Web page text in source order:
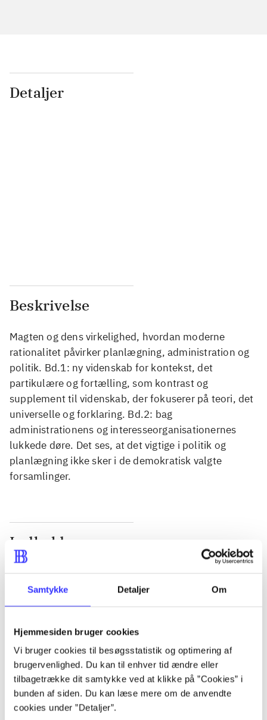
Samtykke Detaljer Om
Hjemmesiden bruger cookies
Vi bruger cookies til besøgsstatistik og optimering af
brugervenlighed. Du kan til enhver tid ændre eller
tilbagetrække dit samtykke ved at klikke på ”Cookies” i
bunden af siden. Du kan læse mere om de anvendte
cookies under ”Detaljer”.
Detaljer
Beskrivelse
Magten og dens virkelighed, hvordan moderne
rationalitet påvirker planlægning, administration og
politik. Bd.1: ny videnskab for kontekst, det
partikulære og fortælling, som kontrast og
supplement til videnskab, der fokuserer på teori, det
universelle og forklaring. Bd.2: bag
administrationens og interesseorganisationernes
lukkede døre. Det ses, at det vigtige i politik og
planlægning ikke sker i de demokratisk valgte
forsamlinger.
Indhold
Seneste udgave, bog
Bd. 1: Det konkretes videnskab. - 177 s. Bd. 2: Et
Tidsskrift
Artiklen er en del af